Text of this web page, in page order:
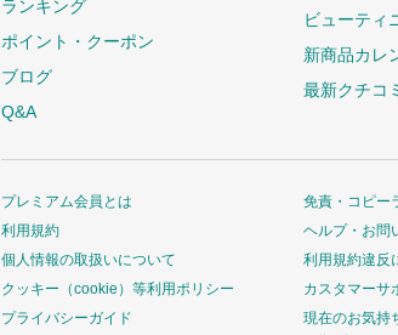
ランキング
ポイント・クーポン
ブログ
Q&A
ビューティ
新商品カレ
最新クチコ
プレミアム会員とは
利用規約
個人情報の取扱いについて
クッキー（cookie）等利用ポリシー
プライバシーガイド
免責・コピー
ヘルプ・お問
利用規約違反
カスタマーサ
現在のお気持